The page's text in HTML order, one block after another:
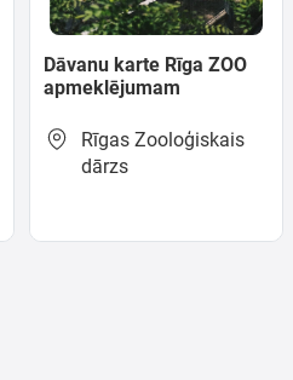
Dāvanu karte Rīga ZOO
apmeklējumam
Rīgas Zooloģiskais
dārzs